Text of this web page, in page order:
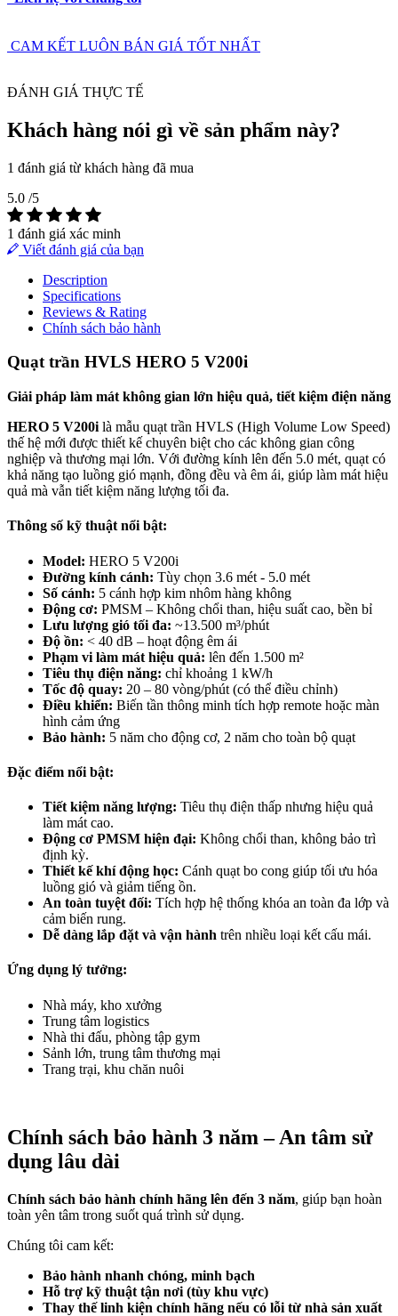
CAM KẾT LUÔN BÁN GIÁ TỐT NHẤT
ĐÁNH GIÁ THỰC TẾ
Khách hàng nói gì về sản phẩm này?
1 đánh giá từ khách hàng đã mua
5.0 /5
1 đánh giá xác minh
Viết đánh giá của bạn
Description
Specifications
Reviews & Rating
Chính sách bảo hành
Quạt trần HVLS HERO 5 V200i
Giải pháp làm mát không gian lớn hiệu quả, tiết kiệm điện năng
HERO 5 V200i là mẫu quạt trần HVLS (High Volume Low Speed)
thế hệ mới được thiết kế chuyên biệt cho các không gian công
nghiệp và thương mại lớn. Với đường kính lên đến 5.0 mét, quạt có
khả năng tạo luồng gió mạnh, đồng đều và êm ái, giúp làm mát hiệu
quả mà vẫn tiết kiệm năng lượng tối đa.
Thông số kỹ thuật nổi bật:
Model: HERO 5 V200i
Đường kính cánh: Tùy chọn 3.6 mét - 5.0 mét
Số cánh: 5 cánh hợp kim nhôm hàng không
Động cơ: PMSM – Không chổi than, hiệu suất cao, bền bỉ
Lưu lượng gió tối đa: ~13.500 m³/phút
Độ ồn: < 40 dB – hoạt động êm ái
Phạm vi làm mát hiệu quả: lên đến 1.500 m²
Tiêu thụ điện năng: chỉ khoảng 1 kW/h
Tốc độ quay: 20 – 80 vòng/phút (có thể điều chỉnh)
Điều khiển: Biến tần thông minh tích hợp remote hoặc màn
hình cảm ứng
Bảo hành: 5 năm cho động cơ, 2 năm cho toàn bộ quạt
Đặc điểm nổi bật:
Tiết kiệm năng lượng: Tiêu thụ điện thấp nhưng hiệu quả
làm mát cao.
Động cơ PMSM hiện đại: Không chổi than, không bảo trì
định kỳ.
Thiết kế khí động học: Cánh quạt bo cong giúp tối ưu hóa
luồng gió và giảm tiếng ồn.
An toàn tuyệt đối: Tích hợp hệ thống khóa an toàn đa lớp và
cảm biến rung.
Dễ dàng lắp đặt và vận hành trên nhiều loại kết cấu mái.
Ứng dụng lý tưởng:
Nhà máy, kho xưởng
Trung tâm logistics
Nhà thi đấu, phòng tập gym
Sảnh lớn, trung tâm thương mại
Trang trại, khu chăn nuôi
Chính sách bảo hành 3 năm – An tâm sử
dụng lâu dài
Chính sách bảo hành chính hãng lên đến 3 năm, giúp bạn hoàn
toàn yên tâm trong suốt quá trình sử dụng.
Chúng tôi cam kết:
Bảo hành nhanh chóng, minh bạch
Hỗ trợ kỹ thuật tận nơi (tùy khu vực)
Thay thế linh kiện chính hãng nếu có lỗi từ nhà sản xuất